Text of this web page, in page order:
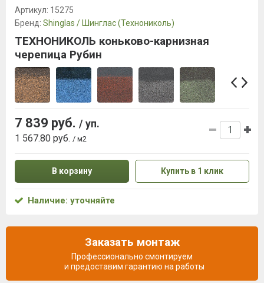
Артикул: 15275
Бренд: Shinglas / Шинглас (Технониколь)
ТЕХНОНИКОЛЬ коньково-карнизная
черепица Рубин
7 839 руб. / уп.
1 567.80 руб. / м2
В корзину Купить в 1 клик
Наличие: уточняйте
Заказать монтаж
Профессионально смонтируем
и предоставим гарантию на работы